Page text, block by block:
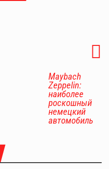
Maybach
Zeppelin:
наиболее
роскошный
немецкий
автомобиль